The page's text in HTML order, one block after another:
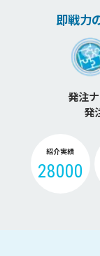
即戦力
発注
発
紹介実績
28000